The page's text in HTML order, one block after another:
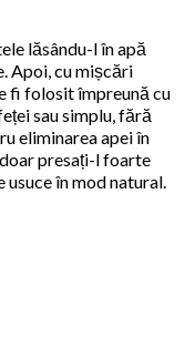
lăsându-l în apă
Apoi, cu mișcări
fi folosit împreună cu
sau simplu, fără
eliminarea apei în
presați-l foarte
usuce în mod natural.